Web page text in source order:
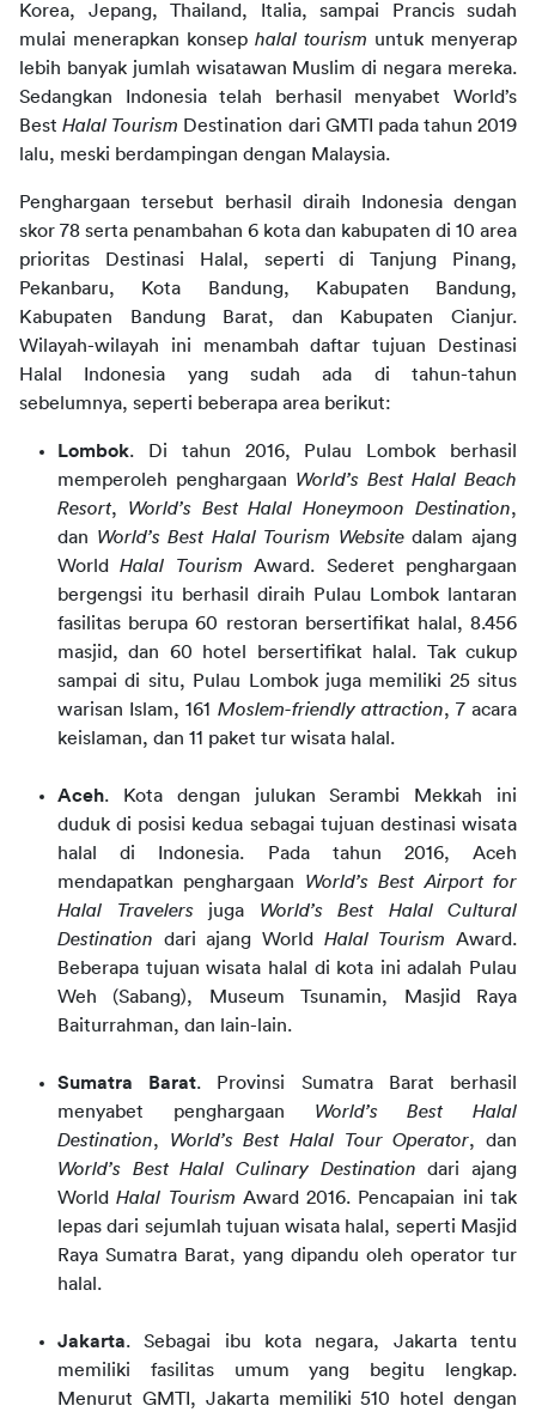
Korea, Jepang, Thailand, Italia, sampai Prancis sudah
mulai menerapkan konsep halal tourism untuk menyerap
lebih banyak jumlah wisatawan Muslim di negara mereka.
Sedangkan Indonesia telah berhasil menyabet World’s
BestHalal Tourism Destination dari GMTI pada tahun 2019
lalu, meski berdampingan dengan Malaysia.
Penghargaan tersebut berhasil diraih Indonesia dengan
skor 78 serta penambahan 6 kota dan kabupaten di 10 area
prioritas Destinasi Halal, seperti di Tanjung Pinang,
Pekanbaru, Kota Bandung, Kabupaten Bandung,
Kabupaten Bandung Barat, dan Kabupaten Cianjur.
Wilayah-wilayah ini menambah daftar tujuan Destinasi
Halal Indonesia yang sudah ada di tahun-tahun
sebelumnya, seperti beberapa area berikut:
Lombok. Di tahun 2016, Pulau Lombok berhasil
memperoleh penghargaan World’s Best Halal Beach
Resort, World’s Best Halal Honeymoon Destination,
dan World’s Best Halal Tourism Websitedalam ajang
WorldHalal Tourism Award. Sederet penghargaan
bergengsi itu berhasil diraih Pulau Lombok lantaran
fasilitas berupa 60 restoran bersertifikat halal, 8.456
masjid, dan 60 hotel bersertifikat halal. Tak cukup
sampai di situ, Pulau Lombok juga memiliki 25 situs
warisan Islam, 161 Moslem-friendly attraction, 7 acara
keislaman, dan 11 paket tur wisata halal.
Aceh. Kota dengan julukan Serambi Mekkah ini
duduk di posisi kedua sebagai tujuan destinasi wisata
halal di Indonesia. Pada tahun 2016, Aceh
mendapatkan penghargaan World’s Best Airport for
Halal Travelersjuga World’s Best Halal Cultural
Destination dari ajang World Halal Tourism Award.
Beberapa tujuan wisata halal di kota ini adalah Pulau
Weh (Sabang), Museum Tsunamin, Masjid Raya
Baiturrahman, dan lain-lain.
Sumatra Barat. Provinsi Sumatra Barat berhasil
menyabet penghargaan World’s Best Halal
Destination, World’s Best Halal Tour Operator, dan
World’s Best Halal Culinary Destination dari ajang
WorldHalal Tourism Award 2016. Pencapaian ini tak
lepas dari sejumlah tujuan wisata halal, seperti Masjid
Raya Sumatra Barat, yang dipandu oleh operator tur
halal.
Jakarta. Sebagai ibu kota negara, Jakarta tentu
memiliki fasilitas umum yang begitu lengkap.
Menurut GMTI, Jakarta memiliki 510 hotel dengan